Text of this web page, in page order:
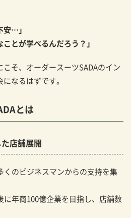
安…」
とが学べるんだろう？」
そ、オーダースーツSADAのイン
なるはずです。
とは
店舗展開
くのビジネスマンからの支持を集
に年商100億企業を目指し、店舗数